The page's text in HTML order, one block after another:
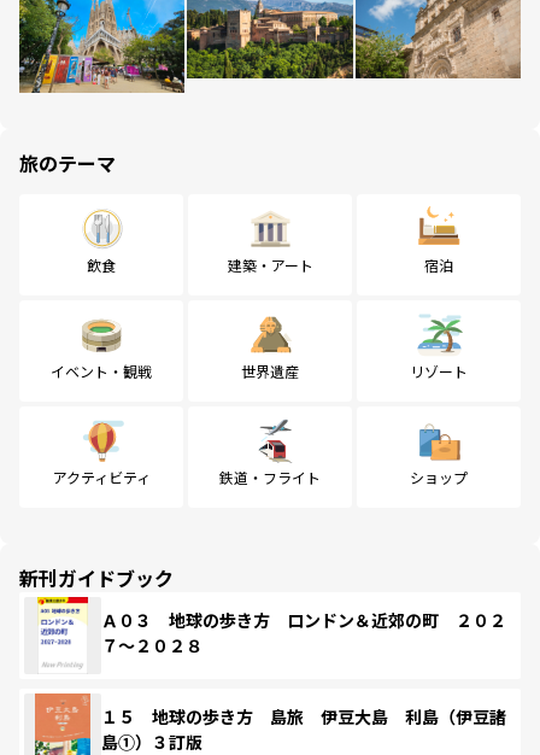
旅のテーマ
飲食 建築・アート 宿泊
イベント・観戦 世界遺産 リゾート
アクティビティ 鉄道・フライト ショップ
新刊ガイドブック
Ａ０３ 地球の歩き方 ロンドン＆近郊の町 ２０２
７～２０２８
１５ 地球の歩き方 島旅 伊豆大島 利島（伊豆諸
島①）３訂版